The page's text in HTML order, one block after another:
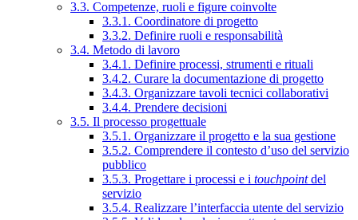
3.3. Competenze, ruoli e figure coinvolte
3.3.1. Coordinatore di progetto
3.3.2. Definire ruoli e responsabilità
3.4. Metodo di lavoro
3.4.1. Definire processi, strumenti e rituali
3.4.2. Curare la documentazione di progetto
3.4.3. Organizzare tavoli tecnici collaborativi
3.4.4. Prendere decisioni
3.5. Il processo progettuale
3.5.1. Organizzare il progetto e la sua gestione
3.5.2. Comprendere il contesto d’uso del servizio
pubblico
3.5.3. Progettare i processi e i touchpointdel
servizio
3.5.4. Realizzare l’interfaccia utente del servizio